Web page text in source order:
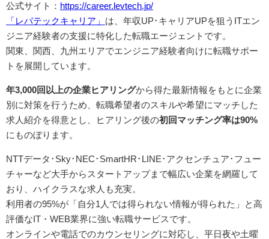
公式サイト： https://career.levtech.jp/
「レバテックキャリア」 は、年収UP･キャリアUPを狙うITエン
ジニア経験者の支援に特化した転職エージェントです。
関東、関西、九州エリアでエンジニア経験者向けに転職サポー
トを展開しています。
年3,000回以上の企業ヒアリングから得た最新情報をもとに企業
別に対策を行うため、転職希望者のスキルや希望にマッチした
求人紹介を得意とし、ヒアリング後の初回マッチング率は90%
にものぼります。
NTTデータ･Sky･NEC･SmartHR･LINE･アクセンチュア･フュー
チャーなど大手からスタートアップまで幅広い企業を網羅して
おり、ハイクラスな求人も充実。
利用者の95%が「自分1人では得られない情報が得られた」と高
評価なIT・WEB業界に強い転職サービスです。
オンラインや電話でのカウンセリングに対応し、平日夜や土曜